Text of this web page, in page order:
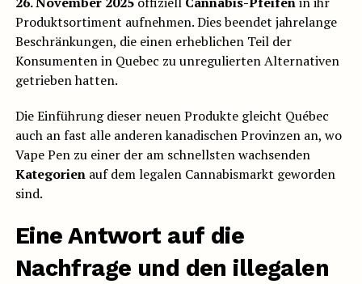
Produktsortiment aufnehmen. Dies beendet jahrelange
Beschränkungen, die einen erheblichen Teil der
Konsumenten in Quebec zu unregulierten Alternativen
getrieben hatten.
Die Einführung dieser neuen Produkte gleicht Québec
auch an fast alle anderen kanadischen Provinzen an, wo
Vape Pen zu einer der am schnellsten wachsenden
Kategorienauf dem legalen Cannabismarkt geworden
sind.
Eine Antwort auf die
Nachfrage und den illegalen